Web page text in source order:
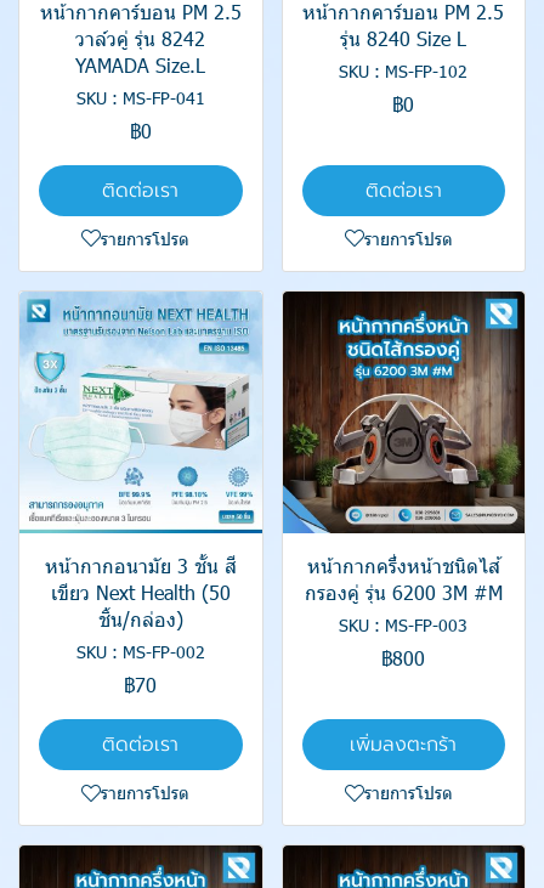
หน้ากากคาร์บอน PM 2.5
วาล์วคู่ รุ่น 8242
YAMADA Size.L
SKU : MS-FP-041
฿0
ติดต่อเรา
รายการโปรด
หน้ากากคาร์บอน PM 2.5
รุ่น 8240 Size L
SKU : MS-FP-102
฿0
ติดต่อเรา
รายการโปรด
หน้ากากอนามัย 3 ชั้น สี
เขียว Next Health (50
ชิ้น/กล่อง)
SKU : MS-FP-002
฿70
ติดต่อเรา
รายการโปรด
หน้ากากครึ่งหน้าชนิดไส้
กรองคู่ รุ่น 6200 3M #M
SKU : MS-FP-003
฿800
เพิ่มลงตะกร้า
รายการโปรด